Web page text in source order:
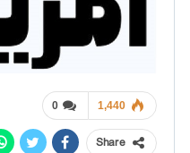
0 1,440
Share